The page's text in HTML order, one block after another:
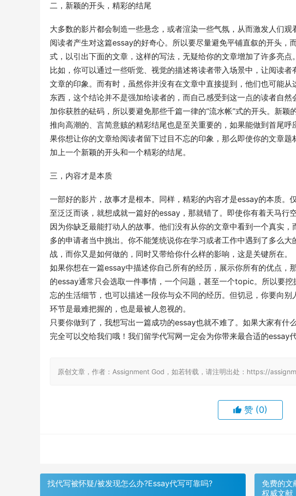
二，新颖的开头，精彩的结尾
大多数的影片都会制造一些悬念，或者渲染一些气氛，从而激发人们
阅读者产生对这篇essay的好奇心。所以要尽量避免平铺直叙的开头，
式，以引出下面的文章，这样的写法，无疑给你的文章增加了许多亮点。
比如，你可以通过一些听觉、视觉的描述将读者带入场景中，让阅读
文章的印象。而有时，虽然你并没有在文章中直接提到，他们也可能
东西，这个结论并不是强加给读者的，而自己感受到这一点的读者自
加你获胜的砝码，所以要避免那些千篇一律的“流水帐”式的开头。新
推向高潮的、言简意赅的精彩结尾也是至关重要的，如果能做到首尾
果你想让你的文章给阅读者留下过目不忘的印象，那么即使你的文章
加上一个新颖的开头和一个精彩的结尾。
三，内容才是本质
一部好的影片，故事才是根本。同样，精彩的内容才是essay的本质。
至泛泛而谈，就想成就一篇好的essay，那就错了。即使你有着天马行
因为你缺乏最能打动人的故事。他们没有从你的文章中看到一个真实
多的申请者当中挑出。你不能笼统说你在学习或者工作中遇到了多么
战，而你又是如何做的，同时又带给你什么样的影响，这是关键所在。
如果你想在一篇essay中描述你自己所有的经历，展示你所有的优点，
的essay通常只会选取一件事情，一个问题，甚至一个topic。所以要
忘的生活细节，也可以描述一段你与众不同的经历。但切忌，你要向
环节是最难把握的，也是最被人忽视的。
只要你做到了，我想写出一篇成功的essay也就不难了。如果大家有什
完全可以交给我们哦！我们留学代写网一定会为你带来最合适的essay代
原创文章，作者：Assignment God，如若转载，请注明出处：https://
赞 (0)
找代写被怀疑/被发现怎么办?Essay代写可靠吗?
免费的文
权威文献